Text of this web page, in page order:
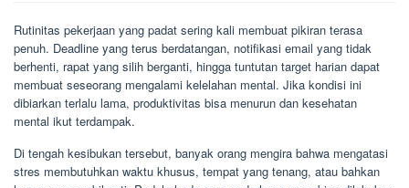
Rutinitas pekerjaan yang padat sering kali membuat pikiran terasa
penuh. Deadline yang terus berdatangan, notifikasi email yang tidak
berhenti, rapat yang silih berganti, hingga tuntutan target harian dapat
membuat seseorang mengalami kelelahan mental. Jika kondisi ini
dibiarkan terlalu lama, produktivitas bisa menurun dan kesehatan
mental ikut terdampak.
Di tengah kesibukan tersebut, banyak orang mengira bahwa mengatasi
stres membutuhkan waktu khusus, tempat yang tenang, atau bahkan